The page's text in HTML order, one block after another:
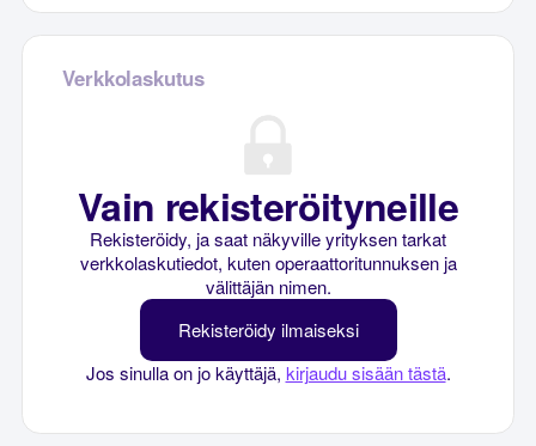
Verkkolaskutus
Vain rekisteröityneille
Rekisteröidy, ja saat näkyville yrityksen tarkat
verkkolaskutiedot, kuten operaattoritunnuksen ja
välittäjän nimen.
Rekisteröidy ilmaiseksi
Jos sinulla on jo käyttäjä, kirjaudu sisään tästä.